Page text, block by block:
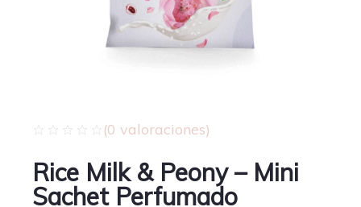
(0 valoraciones)
Rice Milk & Peony – Mini
Sachet Perfumado